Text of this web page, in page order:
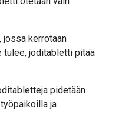
jossa kerrotaan
tulee, joditabletti pitää
pidetään
ja